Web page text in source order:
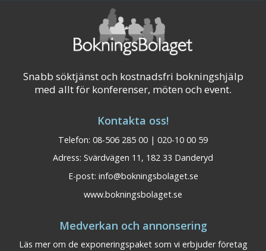
Snabb söktjänst och kostnadsfri bokningshjälp
med allt för konferenser, möten och event.
Kontakta oss!
Telefon: 08-506 285 00 | 020-10 00 59
Adress: Svärdvägen 11, 182 33 Danderyd
E-post: info@bokningsbolaget.se
www.bokningsbolaget.se
Medverkan och annonsering
Läs mer om de exponeringspaket som vi erbjuder företag